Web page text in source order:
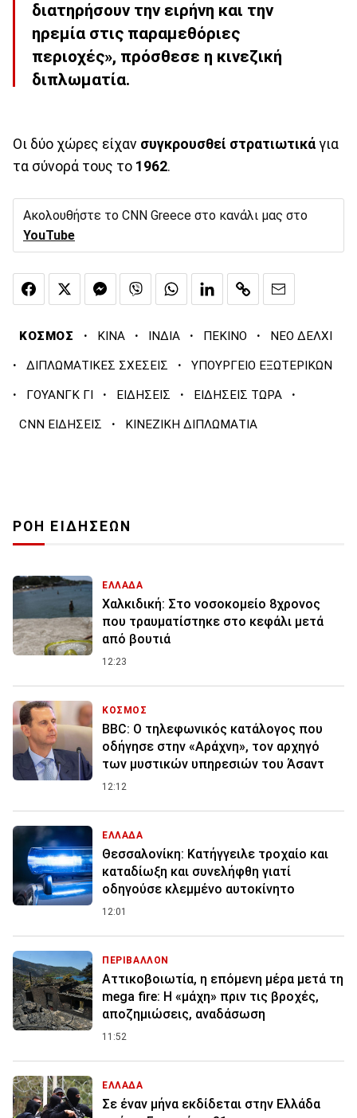
διατηρήσουν την ειρήνη και την
ηρεμία στις παραμεθόριες
περιοχές», πρόσθεσε η κινεζική
διπλωματία.
Οι δύο χώρες είχαν συγκρουσθεί στρατιωτικά για
τα σύνορά τους το 1962.
Ακολουθήστε το CNN Greece στο κανάλι μας στο
YouTube
ΚΟΣΜΟΣ · ΚΙΝΑ · ΙΝΔΙΑ · ΠΕΚΙΝΟ · ΝΕΟ ΔΕΛΧΙ
· ΔΙΠΛΩΜΑΤΙΚΕΣ ΣΧΕΣΕΙΣ · ΥΠΟΥΡΓΕΙΟ ΕΞΩΤΕΡΙΚΩΝ
· ΓΟΥΑΝΓΚ ΓΙ · ΕΙΔΗΣΕΙΣ · ΕΙΔΗΣΕΙΣ ΤΩΡΑ ·
CNN ΕΙΔΗΣΕΙΣ · ΚΙΝΕΖΙΚΗ ΔΙΠΛΩΜΑΤΙΑ
ΡΟΗ ΕΙΔΗΣΕΩΝ
ΕΛΛΑΔΑ
Χαλκιδική: Στο νοσοκομείο 8χρονος
που τραυματίστηκε στο κεφάλι μετά
από βουτιά
12:23
ΚΟΣΜΟΣ
BBC: Ο τηλεφωνικός κατάλογος που
οδήγησε στην «Αράχνη», τον αρχηγό
των μυστικών υπηρεσιών του Άσαντ
12:12
ΕΛΛΑΔΑ
Θεσσαλονίκη: Κατήγγειλε τροχαίο και
καταδίωξη και συνελήφθη γιατί
οδηγούσε κλεμμένο αυτοκίνητο
12:01
ΠΕΡΙΒΑΛΛΟΝ
Αττικοβοιωτία, η επόμενη μέρα μετά τη
mega fire: Η «μάχη» πριν τις βροχές,
αποζημιώσεις, αναδάσωση
11:52
ΕΛΛΑΔΑ
Σε έναν μήνα εκδίδεται στην Ελλάδα